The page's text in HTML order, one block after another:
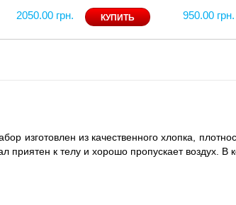
2050.00 грн. 950.00 грн.
изготовлен из качественного хлопка,
к телу и хорошо пропускает воздух. В